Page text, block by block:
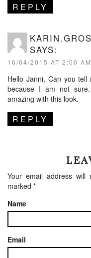
REPLY
SAYS:
16/04/2015 AT 2:00 AM
Hello Janni, Can you
because I am not
amazing with this look.
REPLY
Your email address will
marked *
Name
Email